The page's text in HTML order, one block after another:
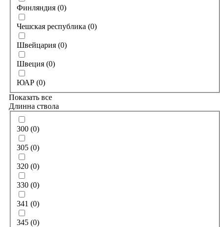
Финляндия (0)
Чешская республика (0)
Швейцария (0)
Швеция (0)
ЮАР (0)
Показать все
Длинна ствола
300 (0)
305 (0)
320 (0)
330 (0)
341 (0)
345 (0)